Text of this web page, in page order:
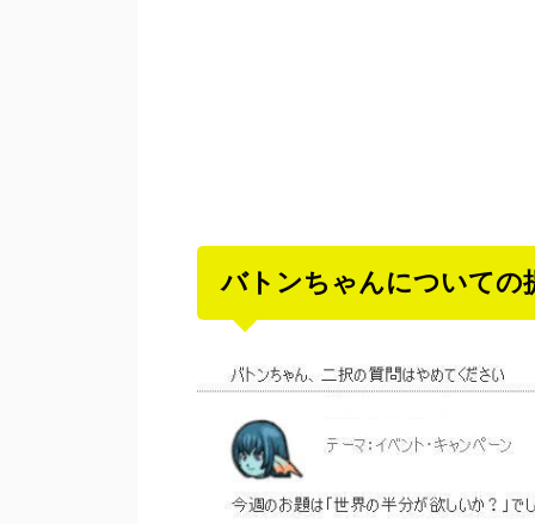
バトンちゃんについての